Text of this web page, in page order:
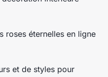
roses éternelles en ligne
et de styles pour